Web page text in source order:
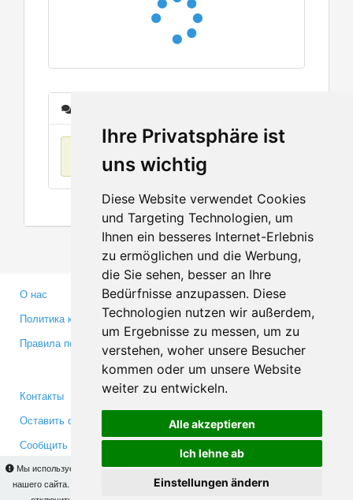
Ihre Privatsphäre ist
uns wichtig
Diese Website verwendet Cookies
und Targeting Technologien, um
Ihnen ein besseres Internet-Erlebnis
zu ermöglichen und die Werbung,
die Sie sehen, besser an Ihre
Bedürfnisse anzupassen. Diese
Technologien nutzen wir außerdem,
um Ergebnisse zu messen, um zu
verstehen, woher unsere Besucher
kommen oder um unsere Website
weiter zu entwickeln.
Alle akzeptieren
Ich lehne ab
Einstellungen ändern
Мы используем cookies для того, чтобы Вы могли использовать весь функционал
нашего сайта. На
Вы сможете узнать подробности и, при желании,
О нас
Политика конфиденциальности
Правила пользования
Партнерам
Инвесторам
Медиа
Контакты
Оставить отзыв
Сообщить об ошибке
Facebook
Twitter
YouTube
Google+